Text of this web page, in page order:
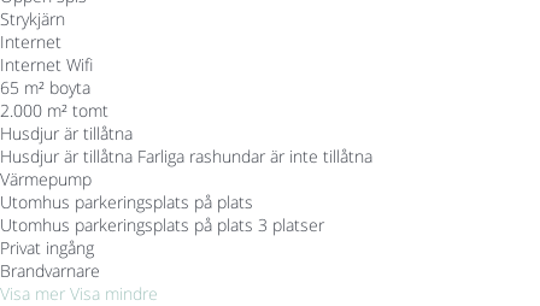
Strykjärn
Internet
Internet Wifi
65 m² boyta
2.000 m² tomt
Husdjur är tillåtna
Husdjur är tillåtna Farliga rashundar är inte tillåtna
Värmepump
Utomhus parkeringsplats på plats
Utomhus parkeringsplats på plats 3 platser
Privat ingång
Brandvarnare
Visa mer Visa mindre